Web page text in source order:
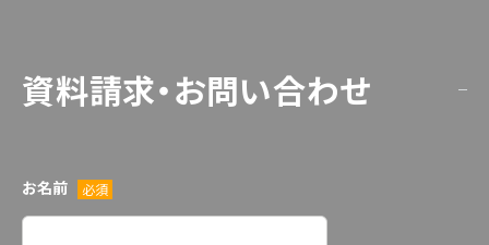
資料請求・お問い合わせ
お名前 必須